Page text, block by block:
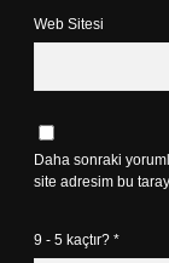
Web Sitesi
Daha sonraki
site adresim bu
9 - 5 kaçtır? *